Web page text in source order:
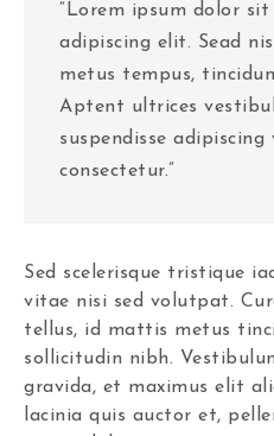
“Lorem ipsum dolor
adipiscing elit. Sead
metus tempus,
Aptent ultrices
suspendisse adipiscing
consectetur.”
Sed scelerisque tristique
vitae nisi sed volutpat.
tellus, id mattis metus
sollicitudin nibh.
gravida, et maximus elit
lacinia quis auctor et,